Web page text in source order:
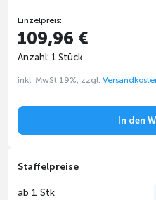
Einzelpreis:
109,96 €
Anzahl: 1 Stück
inkl. MwSt 19%, zzgl.
In den
Staffelpreise
ab 1 Stk